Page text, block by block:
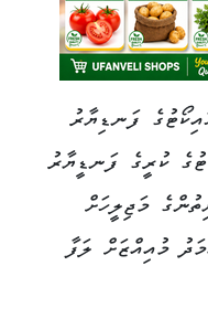
ފަނޑިޔާރު
ކުރީގެ ފަނޑީޔާރު
މަޖިލީހަށް
މުއިއްޒަށް ލަފާ